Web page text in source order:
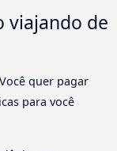
viajando de
quer pagar
para você